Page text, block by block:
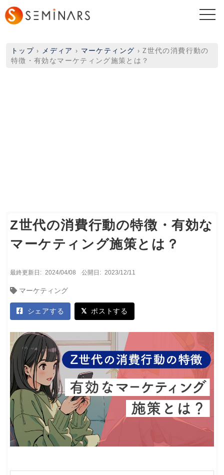
トップ › メディア › マーケティング ›Z世代の消費行動の
特徴・有効なマーケティング施策とは？
Z世代の消費行動の特徴・有効な
マーケティング施策とは？
最終更新日: 2024/04/08 公開日: 2023/12/11
マーケティング
シェアする ポストする